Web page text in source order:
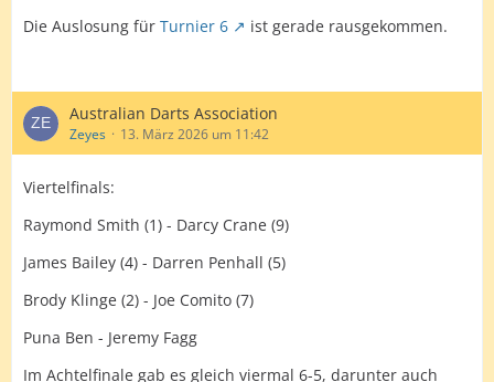
Die Auslosung für Turnier 6 ist gerade rausgekommen.
Australian Darts Association
Zeyes 13. März 2026 um 11:42
Viertelfinals:
Raymond Smith (1) - Darcy Crane (9)
James Bailey (4) - Darren Penhall (5)
Brody Klinge (2) - Joe Comito (7)
Puna Ben - Jeremy Fagg
Im Achtelfinale gab es gleich viermal 6-5, darunter auch